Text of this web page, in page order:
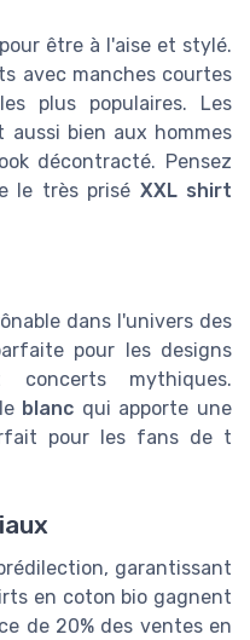
être à l'aise et stylé.
avec manches courtes
plus populaires. Les
aussi bien aux hommes
décontracté. Pensez
le très prisé XXL shirt
dans l'univers des
pour les designs
mythiques.
blanc qui apporte une
pour les fans de t
garantissant
en coton bio gagnent
de 20% des ventes en